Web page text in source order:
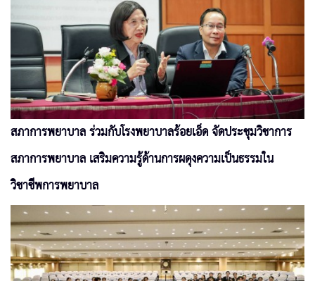
สภาการพยาบาล ร่วมกับโรงพยาบาลร้อยเอ็ด จัดประชุมวิชาการ
สภาการพยาบาล เสริมความรู้ด้านการผดุงความเป็นธรรมใน
วิชาชีพการพยาบาล